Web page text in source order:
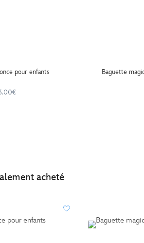
pour enfants Baguette
acheté